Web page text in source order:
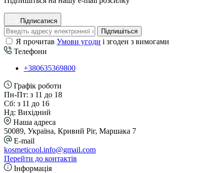
Підписатися
Підпишіться
Я прочитав Умови угоди і згоден з вимогами
Телефони
+380635369800
Графік роботи
Пн-Пт: з 11 до 18
Сб: з 11 до 16
Нд: Вихідний
Наша адреса
50089, Україна, Кривий Ріг, Маршака 7
E-mail
kosmeticool.info@gmail.com
Перейти до контактів
Інформація